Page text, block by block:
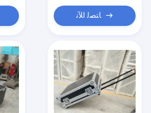
ﺎﺘﺼﻟ ﺍﻶﻧ